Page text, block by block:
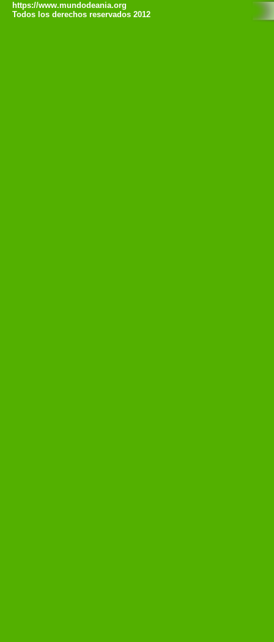
https://www.mundodeania.org
Todos los derechos reservados 2012